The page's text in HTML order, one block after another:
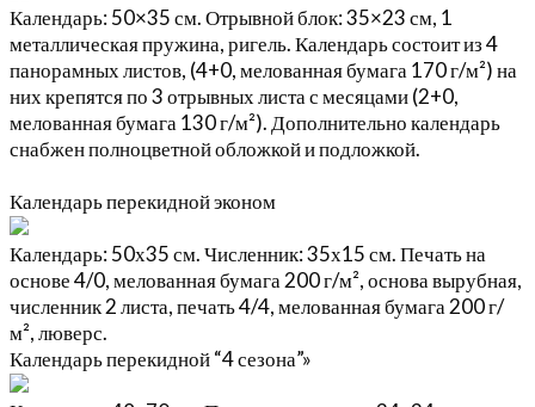
Календарь: 50×35 см. Отрывной блок: 35×23 см, 1
металлическая пружина, ригель. Календарь состоит из 4
панорамных листов, (4+0, мелованная бумага 170 г/м²) на
них крепятся по 3 отрывных листа с месяцами (2+0,
мелованная бумага 130 г/м²). Дополнительно календарь
снабжен полноцветной обложкой и подложкой.
Календарь перекидной эконом
Календарь: 50х35 см. Численник: 35х15 см. Печать на
основе 4/0, мелованная бумага 200 г/м², основа вырубная,
численник 2 листа, печать 4/4, мелованная бумага 200 г/
м², люверс.
Календарь перекидной “4 сезона”»